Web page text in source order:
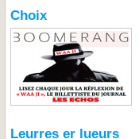
Choix
Leurres er lueurs